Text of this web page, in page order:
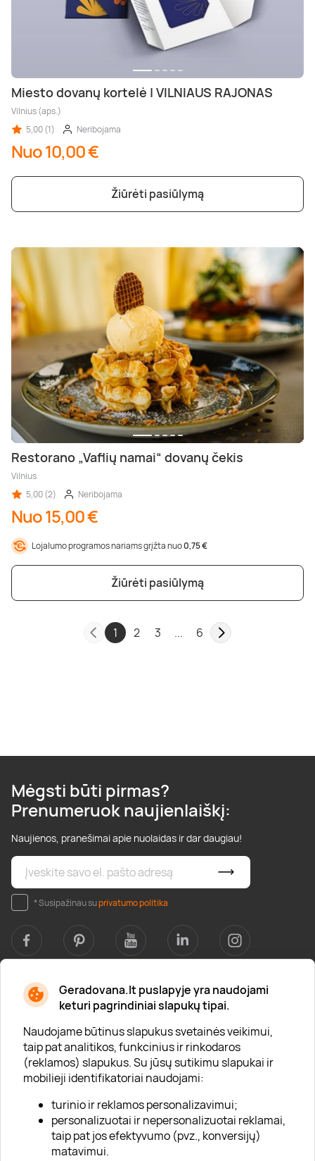
Geradovana.lt puslapyje yra naudojami
keturi pagrindiniai slapukų tipai.
Naudojame būtinus slapukus svetainės veikimui,
taip pat analitikos, funkcinius ir rinkodaros
(reklamos) slapukus. Su jūsų sutikimu slapukai ir
mobilieji identifikatoriai naudojami:
turinio ir reklamos personalizavimui;
personalizuotai ir nepersonalizuotai reklamai,
taip pat jos efektyvumo (pvz., konversijų)
matavimui.
Miesto dovanų kortelė | VILNIAUS RAJONAS
Vilnius (aps.)
5,00 (1)
Neribojama
Nuo 10,00 €
Žiūrėti pasiūlymą
Restorano „Vaflių namai“ dovanų čekis
Vilnius
5,00 (2)
Neribojama
Nuo 15,00 €
Lojalumo programos nariams grįžta nuo0,75 €
Žiūrėti pasiūlymą
1 2 3 ... 6
Mėgsti būti pirmas?
Prenumeruok naujienlaiškį:
Naujienos, pranešimai apie nuolaidas ir dar daugiau!
* Susipažinau suprivatumo politika
Apie mus
Apie „Gera Dovana“
Lojalumo klubas
Karjera
Visi partneriai
Kontaktai
Tinklaraštis